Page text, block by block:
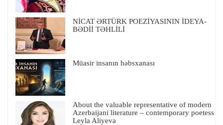
NİCAT ƏRTÜRK POEZİYASININ İDEYA-
BƏDİİ TƏHLİLİ
Müasir insanın həbsxanası
About the valuable representative of modern
Azerbaijani literature – contemporary poetess
Leyla Aliyeva